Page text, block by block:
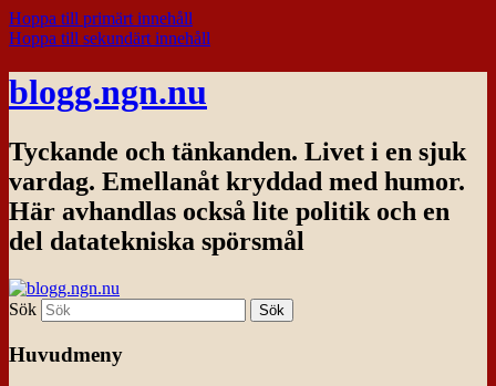
Hoppa till primärt innehåll
Hoppa till sekundärt innehåll
blogg.ngn.nu
Tyckande och tänkanden. Livet i en sjuk
vardag. Emellanåt kryddad med humor.
Här avhandlas också lite politik och en
del datatekniska spörsmål
Sök
Huvudmeny